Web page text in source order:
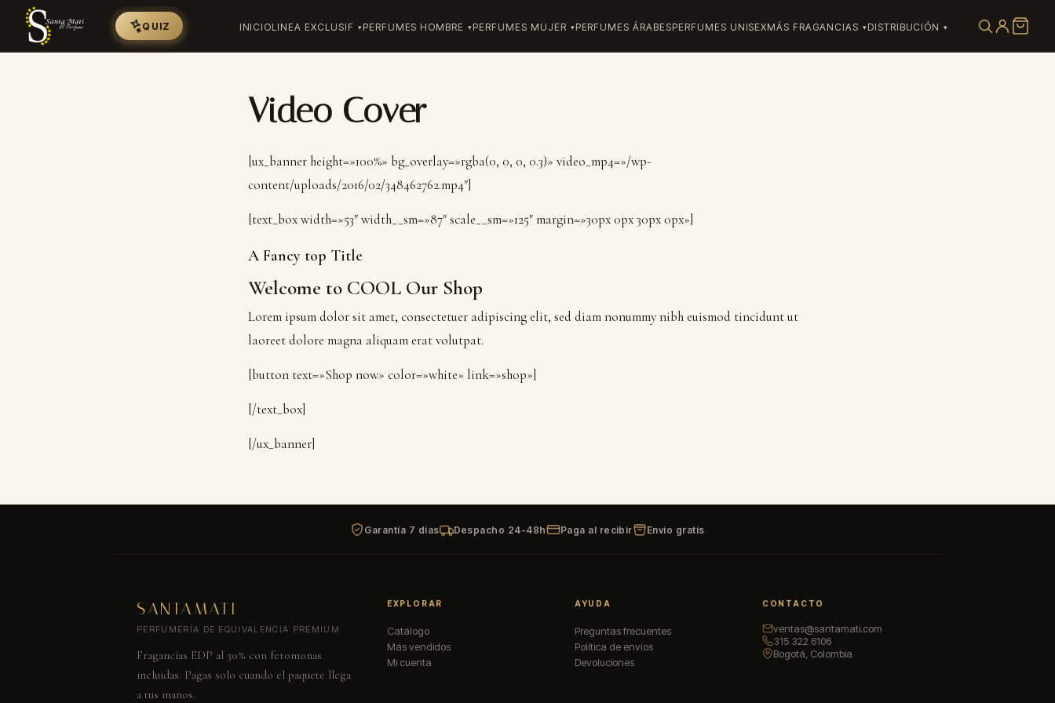
QUIZ INICIOLINEA EXCLUSIF PERFUMES HOMBRE PERFUMES MUJER PERFUMES ÁRABESPERFUMES UNISEXMÁS FRAGANCIAS DISTRIBUCIÓN
Video Cover
[ux_banner height=»100%» bg_overlay=»rgba(0, 0, 0, 0.3)» video_mp4=»/wp-
content/uploads/2016/02/348462762.mp4″]
[text_box width=»53″ width__sm=»87″ scale__sm=»125″ margin=»30px 0px 30px 0px»]
A Fancy top Title
Welcome to COOL Our Shop
Lorem ipsum dolor sit amet, consectetuer adipiscing elit, sed diam nonummy nibh euismod tincidunt ut
laoreet dolore magna aliquam erat volutpat.
[button text=»Shop now» color=»white» link=»shop»]
[/text_box]
[/ux_banner]
Garantía 7 días Despacho 24-48h Paga al recibir Envío gratis
SANTAMATI
PERFUMERÍA DE EQUIVALENCIA PREMIUM
Fragancias EDP al 30% con feromonas
incluidas. Pagas solo cuando el paquete llega
a tus manos.
EXPLORAR
Catálogo
Más vendidos
Mi cuenta
AYUDA
Preguntas frecuentes
Política de envíos
Devoluciones
CONTACTO
ventas@santamati.com
315 322 6106
Bogotá, Colombia